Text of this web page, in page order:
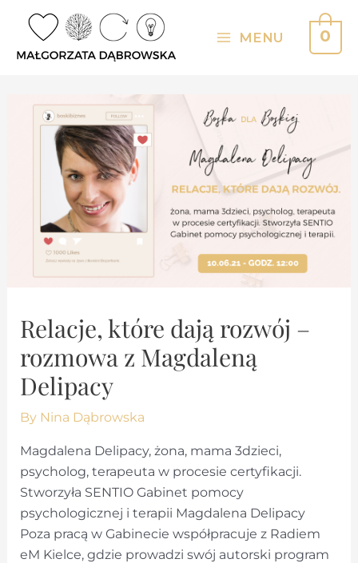
content
MENU 0
Relacje, które dają rozwój –
rozmowa z Magdaleną
Delipacy
By Nina Dąbrowska
Magdalena Delipacy, żona, mama 3dzieci,
psycholog, terapeuta w procesie certyfikacji.
Stworzyła SENTIO Gabinet pomocy
psychologicznej i terapii Magdalena Delipacy
Poza pracą w Gabinecie współpracuje z Radiem
eM Kielce, gdzie prowadzi swój autorski program